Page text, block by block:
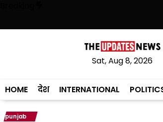
content
‘हमारे राम’ नाटक की विशेष प्रस्तुति में शामिल हुए
Sat, Aug 8, 2026
HOME देश INTERNATIONAL
punjab